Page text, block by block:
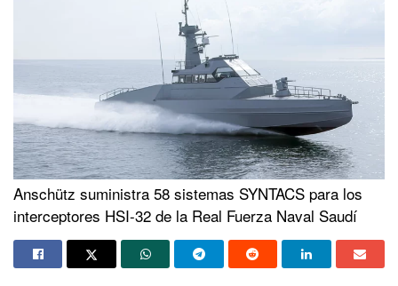
Anschütz suministra 58 sistemas SYNTACS para los
interceptores HSI-32 de la Real Fuerza Naval Saudí